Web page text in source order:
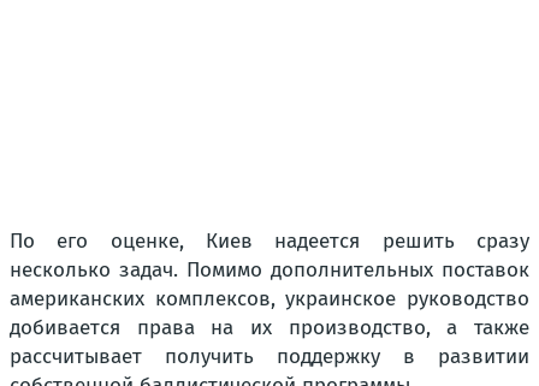
По его оценке, Киев надеется решить сразу
несколько задач. Помимо дополнительных поставок
американских комплексов, украинское руководство
добивается права на их производство, а также
рассчитывает получить поддержку в развитии